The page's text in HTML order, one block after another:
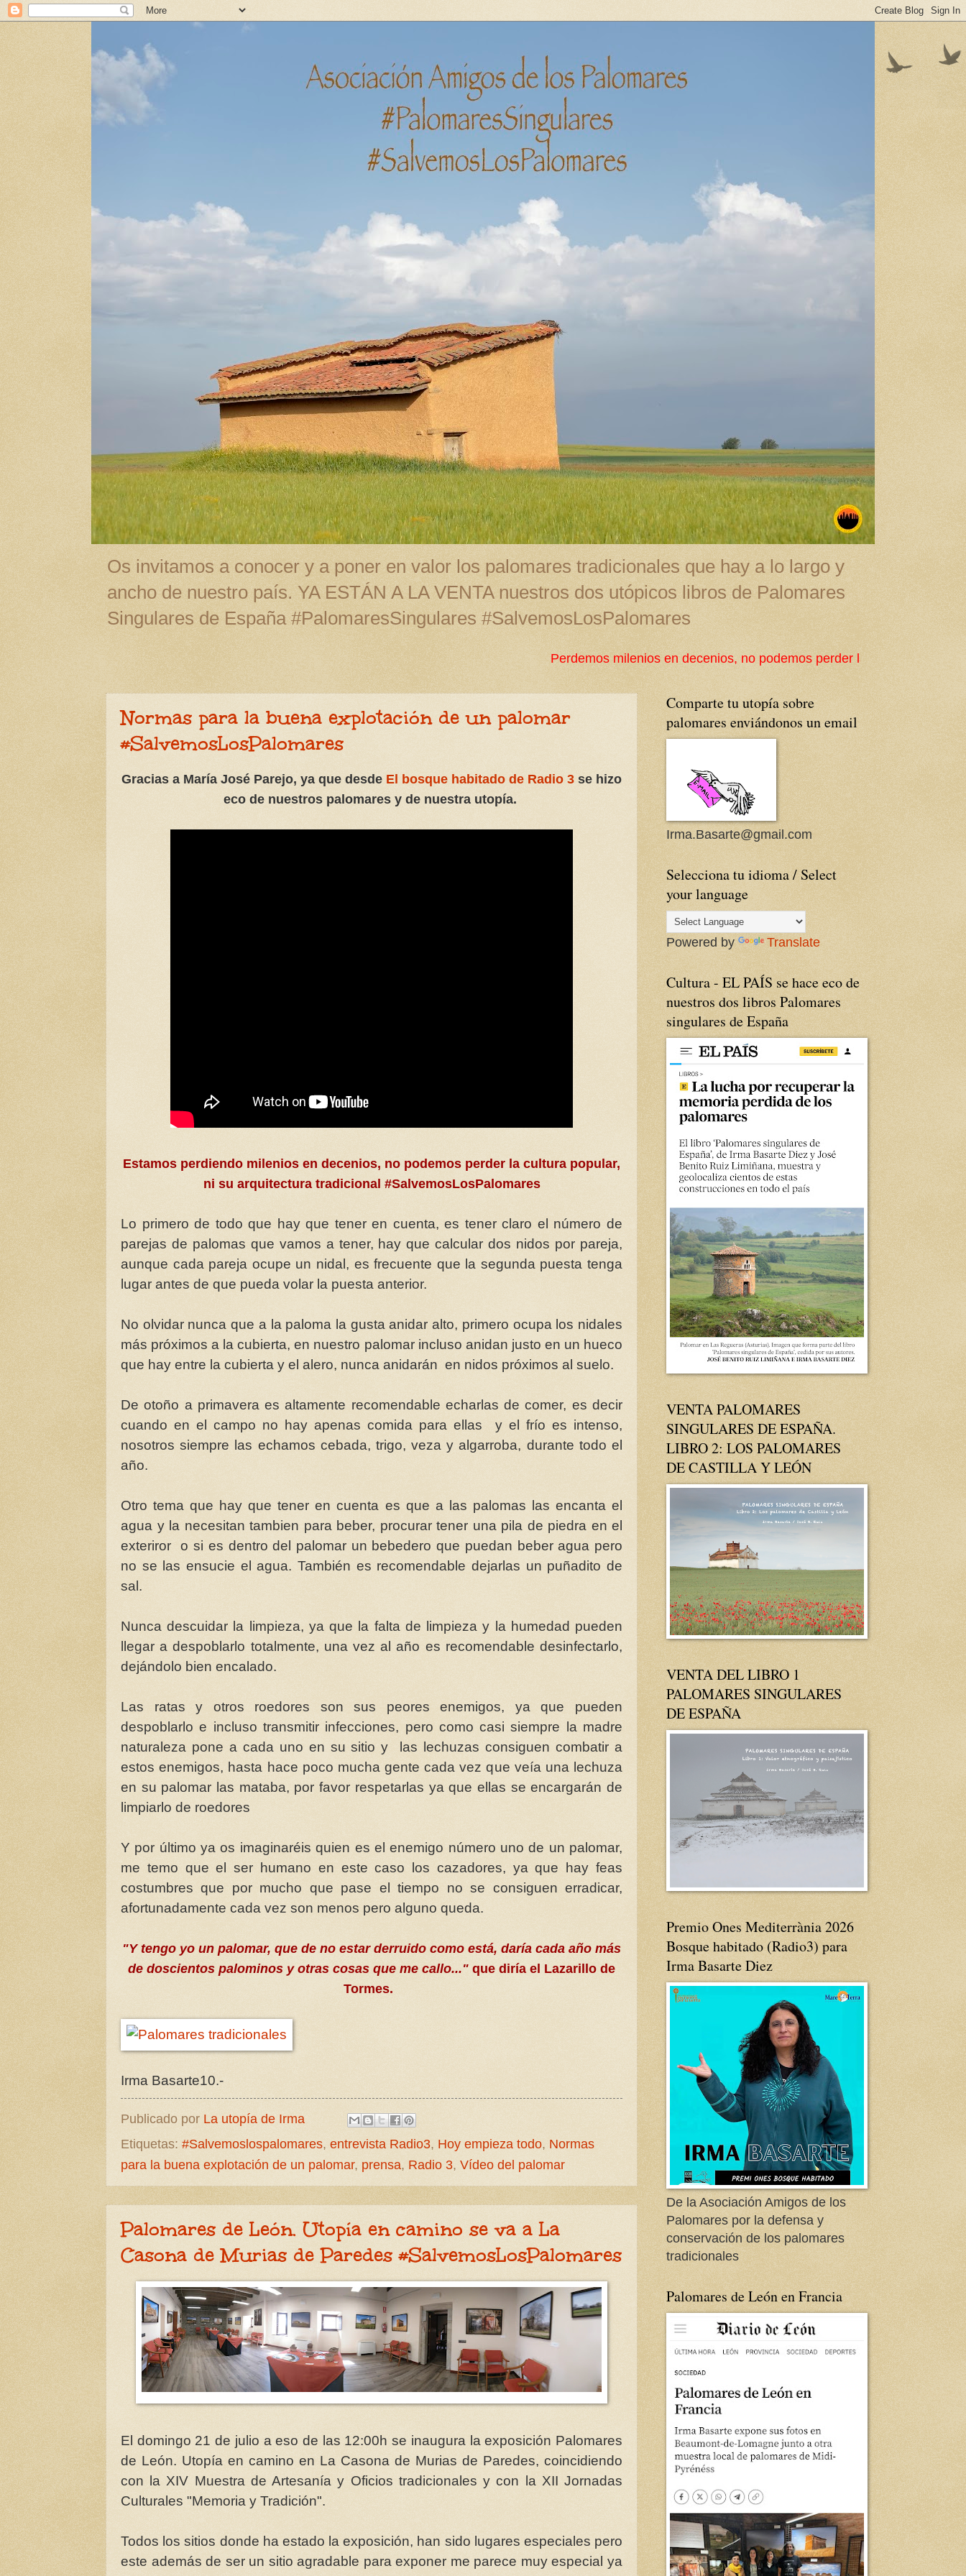
Os invitamos a conocer y a poner en valor los palomares tradicionales que hay a lo largo y
ancho de nuestro país. YA ESTÁN A LA VENTA nuestros dos utópicos libros de Palomares
Singulares de España #PalomaresSingulares #SalvemosLosPalomares
Perdemos milenios en decenios, no podemos perder la cultura popular ni su arquitectura
Normas para la buena explotación de un palomar
#SalvemosLosPalomares
Gracias a María José Parejo, ya que desde El bosque habitado de Radio 3 se hizo
eco de nuestros palomares y de nuestra utopía.
Estamos perdiendo milenios en decenios, no podemos perder la cultura popular,
ni su arquitectura tradicional #SalvemosLosPalomares
Lo primero de todo que hay que tener en cuenta, es tener claro el número de
parejas de palomas que vamos a tener, hay que calcular dos nidos por pareja,
aunque cada pareja ocupe un nidal, es frecuente que la segunda puesta tenga
lugar antes de que pueda volar la puesta anterior.
No olvidar nunca que a la paloma la gusta anidar alto, primero ocupa los nidales
más próximos a la cubierta, en nuestro palomar incluso anidan justo en un hueco
que hay entre la cubierta y el alero, nunca anidarán en nidos próximos al suelo.
De otoño a primavera es altamente recomendable echarlas de comer, es decir
cuando en el campo no hay apenas comida para ellas y el frío es intenso,
nosotros siempre las echamos cebada, trigo, veza y algarroba, durante todo el
año.
Otro tema que hay que tener en cuenta es que a las palomas las encanta el
agua y la necesitan tambien para beber, procurar tener una pila de piedra en el
exteriror o si es dentro del palomar un bebedero que puedan beber agua pero
no se las ensucie el agua. También es recomendable dejarlas un puñadito de
sal.
Nunca descuidar la limpieza, ya que la falta de limpieza y la humedad pueden
llegar a despoblarlo totalmente, una vez al año es recomendable desinfectarlo,
dejándolo bien encalado.
Las ratas y otros roedores son sus peores enemigos, ya que pueden
despoblarlo e incluso transmitir infecciones, pero como casi siempre la madre
naturaleza pone a cada uno en su sitio y las lechuzas consiguen combatir a
estos enemigos, hasta hace poco mucha gente cada vez que veía una lechuza
en su palomar las mataba, por favor respetarlas ya que ellas se encargarán de
limpiarlo de roedores
Y por último ya os imaginaréis quien es el enemigo número uno de un palomar,
me temo que el ser humano en este caso los cazadores, ya que hay feas
costumbres que por mucho que pase el tiempo no se consiguen erradicar,
afortunadamente cada vez son menos pero alguno queda.
"Y tengo yo un palomar, que de no estar derruido como está, daría cada año más
de doscientos palominos y otras cosas que me callo..." que diría el Lazarillo de
Tormes.
Irma Basarte10.-
Publicado por La utopía de Irma
Etiquetas: #Salvemoslospalomares, entrevista Radio3, Hoy empieza todo, Normas
para la buena explotación de un palomar, prensa, Radio 3, Vídeo del palomar
Palomares de León. Utopía en camino se va a La
Casona de Murias de Paredes #SalvemosLosPalomares
El domingo 21 de julio a eso de las 12:00h se inaugura la exposición Palomares
de León. Utopía en camino en La Casona de Murias de Paredes, coincidiendo
con la XIV Muestra de Artesanía y Oficios tradicionales y con la XII Jornadas
Culturales "Memoria y Tradición".
Todos los sitios donde ha estado la exposición, han sido lugares especiales pero
este además de ser un sitio agradable para exponer me parece muy especial ya
Comparte tu utopía sobre
palomares enviándonos un email
Irma.Basarte@gmail.com
Selecciona tu idioma / Select
your language
Powered by Translate
Cultura - EL PAÍS se hace eco de
nuestros dos libros Palomares
singulares de España
VENTA PALOMARES
SINGULARES DE ESPAÑA.
LIBRO 2: LOS PALOMARES
DE CASTILLA Y LEÓN
VENTA DEL LIBRO 1
PALOMARES SINGULARES
DE ESPAÑA
Premio Ones Mediterrània 2026
Bosque habitado (Radio3) para
Irma Basarte Diez
De la Asociación Amigos de los
Palomares por la defensa y
conservación de los palomares
tradicionales
Palomares de León en Francia